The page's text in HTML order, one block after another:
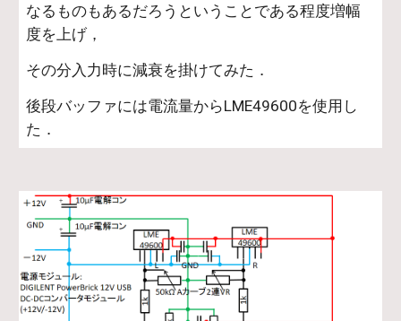
なるものもあるだろうということである程度増幅
度を上げ，
その分入力時に減衰を掛けてみた．
後段バッファには電流量からLME49600を使用し
た．